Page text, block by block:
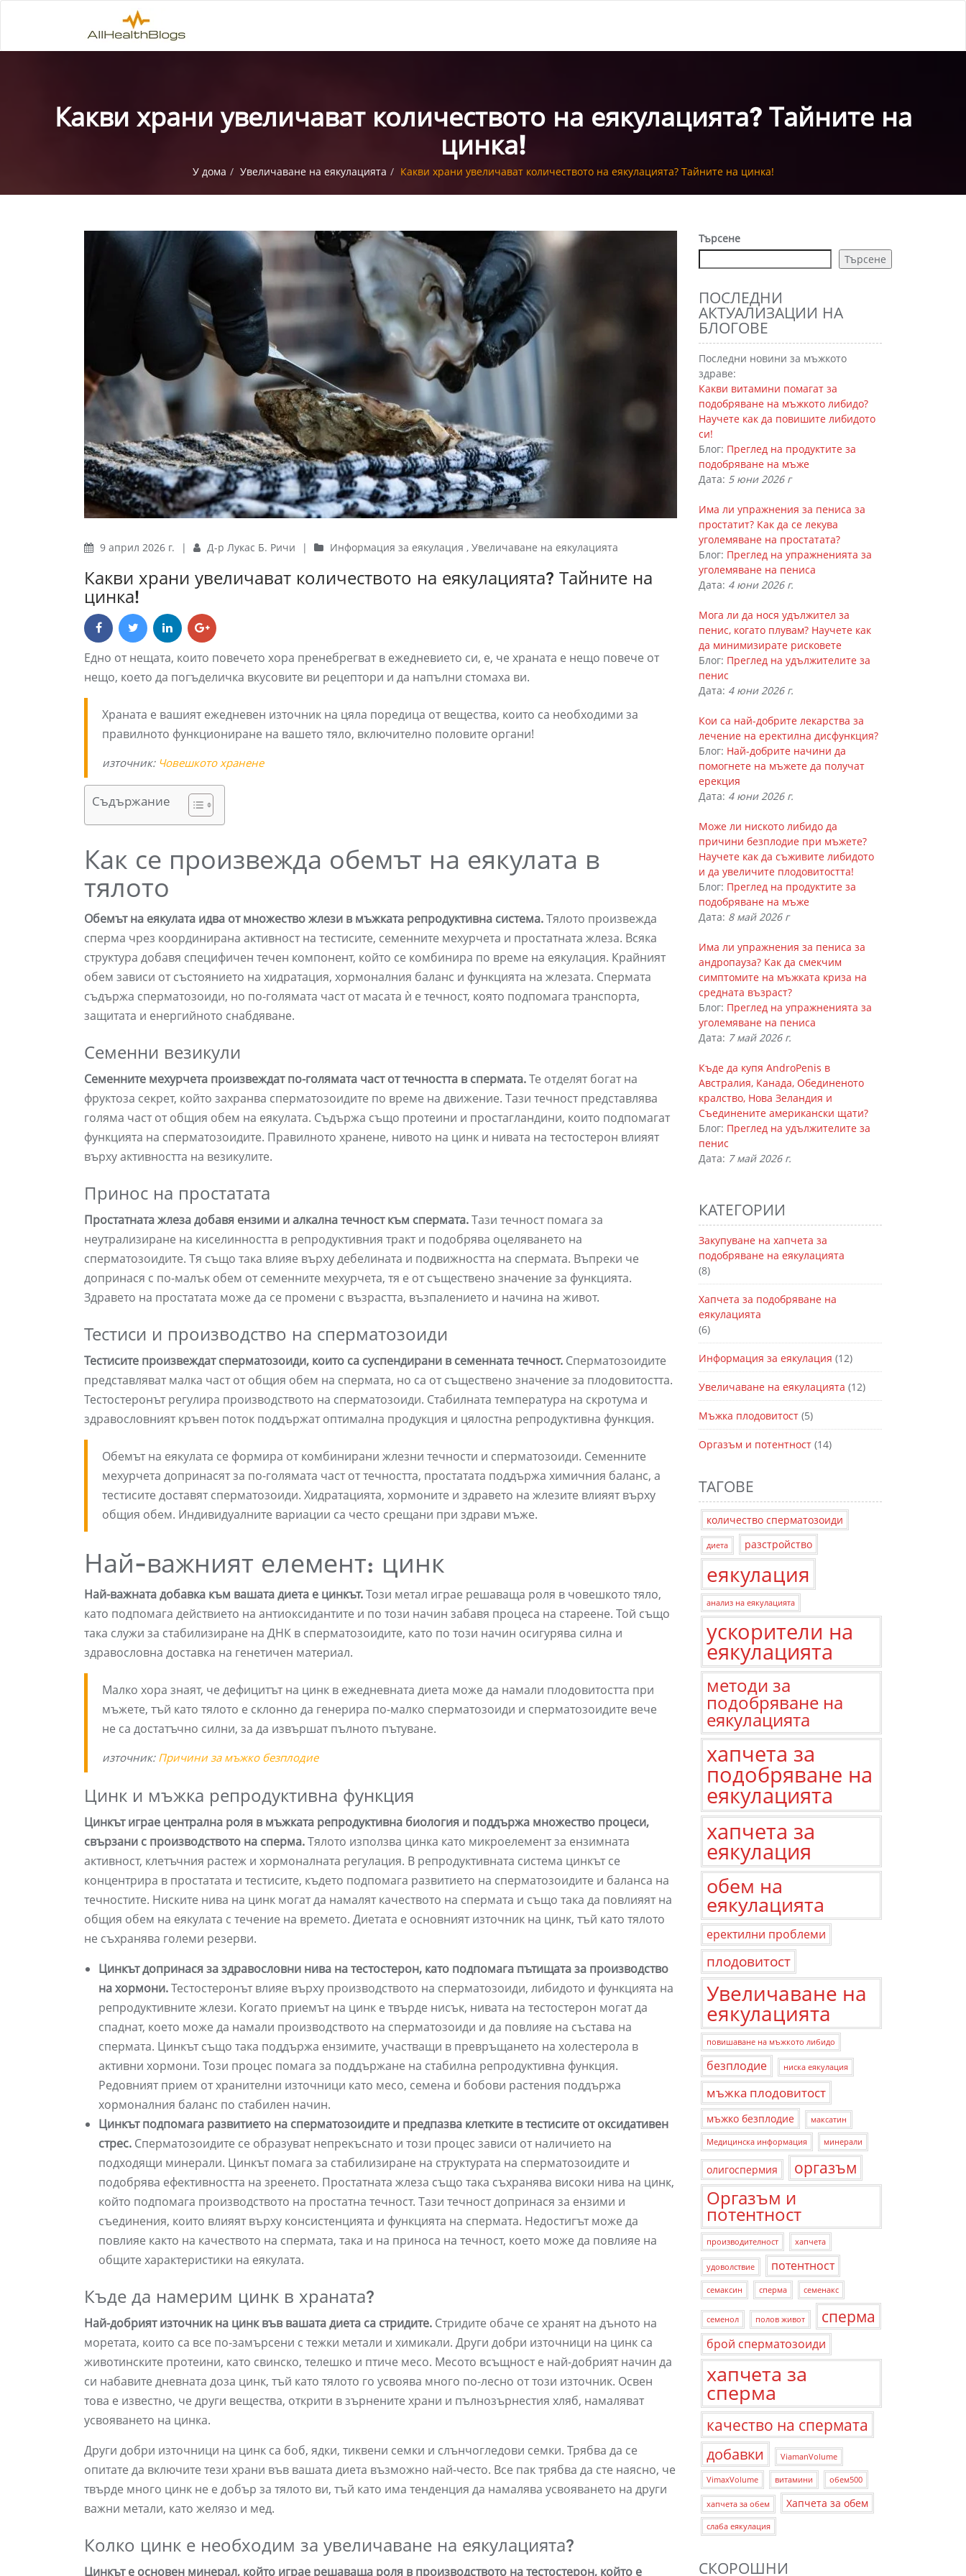
Какви храни увеличават количеството на еякулацията? Тайните на
цинка!
У дома Увеличаване на еякулацията Какви храни увеличават количеството на еякулацията? Тайните на цинка!
9 април 2026 г. | Д-р Лукас Б. Ричи | Информация за еякулация , Увеличаване на еякулацията
Какви храни увеличават количеството на еякулацията? Тайните на
цинка!
Едно от нещата, които повечето хора пренебрегват в ежедневието си, е, че храната е нещо повече от
нещо, което да погъделичка вкусовите ви рецептори и да напълни стомаха ви.
Храната е вашият ежедневен източник на цяла поредица от вещества, които са необходими за
правилното функциониране на вашето тяло, включително половите органи!
източник: Човешкото хранене
Съдържание
Как се произвежда обемът на еякулата в
тялото
Обемът на еякулата идва от множество жлези в мъжката репродуктивна система.Тялото произвежда
сперма чрез координирана активност на тестисите, семенните мехурчета и простатната жлеза. Всяка
структура добавя специфичен течен компонент, който се комбинира по време на еякулация. Крайният
обем зависи от състоянието на хидратация, хормоналния баланс и функцията на жлезата. Спермата
съдържа сперматозоиди, но по-голямата част от масата ѝ е течност, която подпомага транспорта,
защитата и енергийното снабдяване.
Семенни везикули
Семенните мехурчета произвеждат по-голямата част от течността в спермата.Те отделят богат на
фруктоза секрет, който захранва сперматозоидите по време на движение. Тази течност представлява
голяма част от общия обем на еякулата. Съдържа също протеини и простагландини, които подпомагат
функцията на сперматозоидите. Правилното хранене, нивото на цинк и нивата на тестостерон влияят
върху активността на везикулите.
Принос на простатата
Простатната жлеза добавя ензими и алкална течност към спермата.Тази течност помага за
неутрализиране на киселинността в репродуктивния тракт и подобрява оцеляването на
сперматозоидите. Тя също така влияе върху дебелината и подвижността на спермата. Въпреки че
допринася с по-малък обем от семенните мехурчета, тя е от съществено значение за функцията.
Здравето на простатата може да се промени с възрастта, възпалението и начина на живот.
Тестиси и производство на сперматозоиди
Тестисите произвеждат сперматозоиди, които са суспендирани в семенната течност. Сперматозоидите
представляват малка част от общия обем на спермата, но са от съществено значение за плодовитостта.
Тестостеронът регулира производството на сперматозоиди. Стабилната температура на скротума и
здравословният кръвен поток поддържат оптимална продукция и цялостна репродуктивна функция.
Обемът на еякулата се формира от комбинирани жлезни течности и сперматозоиди. Семенните
мехурчета допринасят за по-голямата част от течността, простатата поддържа химичния баланс, а
тестисите доставят сперматозоиди. Хидратацията, хормоните и здравето на жлезите влияят върху
общия обем. Индивидуалните вариации са често срещани при здрави мъже.
Най-важният елемент: цинк
Най-важната добавка към вашата диета е цинкът.Този метал играе решаваща роля в човешкото тяло,
като подпомага действието на антиоксидантите и по този начин забавя процеса на стареене. Той също
така служи за стабилизиране на ДНК в сперматозоидите, като по този начин осигурява силна и
здравословна доставка на генетичен материал.
Малко хора знаят, че дефицитът на цинк в ежедневната диета може да намали плодовитостта при
мъжете, тъй като тялото е склонно да генерира по-малко сперматозоиди и сперматозоидите вече
не са достатъчно силни, за да извършат пълното пътуване.
източник: Причини за мъжко безплодие
Цинк и мъжка репродуктивна функция
Цинкът играе централна роля в мъжката репродуктивна биология и поддържа множество процеси,
свързани с производството на сперма.Тялото използва цинка като микроелемент за ензимната
активност, клетъчния растеж и хормоналната регулация. В репродуктивната система цинкът се
концентрира в простатата и тестисите, където подпомага развитието на сперматозоидите и баланса на
течностите. Ниските нива на цинк могат да намалят качеството на спермата и също така да повлияят на
общия обем на еякулата с течение на времето. Диетата е основният източник на цинк, тъй като тялото
не съхранява големи резерви.
Цинкът допринася за здравословни нива на тестостерон, като подпомага пътищата за производство
на хормони.Тестостеронът влияе върху производството на сперматозоиди, либидото и функцията на
репродуктивните жлези. Когато приемът на цинк е твърде нисък, нивата на тестостерон могат да
спаднат, което може да намали производството на сперматозоиди и да повлияе на състава на
спермата. Цинкът също така поддържа ензимите, участващи в превръщането на холестерола в
активни хормони. Този процес помага за поддържане на стабилна репродуктивна функция.
Редовният прием от хранителни източници като месо, семена и бобови растения поддържа
хормоналния баланс по стабилен начин.
Цинкът подпомага развитието на сперматозоидите и предпазва клетките в тестисите от оксидативен
стрес. Сперматозоидите се образуват непрекъснато и този процес зависи от наличието на
подходящи минерали. Цинкът помага за стабилизиране на структурата на сперматозоидите и
подобрява ефективността на зреенето. Простатната жлеза също така съхранява високи нива на цинк,
който подпомага производството на простатна течност. Тази течност допринася за ензими и
съединения, които влияят върху консистенцията и функцията на спермата. Недостигът може да
повлияе както на качеството на спермата, така и на приноса на течност, което може да повлияе на
общите характеристики на еякулата.
Къде да намерим цинк в храната?
Най-добрият източник на цинк във вашата диета са стридите. Стридите обаче се хранят на дъното на
моретата, които са все по-замърсени с тежки метали и химикали. Други добри източници на цинк са
животинските протеини, като свинско, телешко и птиче месо. Месото всъщност е най-добрият начин да
си набавите дневната доза цинк, тъй като тялото го усвоява много по-лесно от този източник. Освен
това е известно, че други вещества, открити в зърнените храни и пълнозърнестия хляб, намаляват
усвояването на цинка.
Други добри източници на цинк са боб, ядки, тиквени семки и слънчогледови семки. Трябва да се
опитате да включите тези храни във вашата диета възможно най-често. Все пак трябва да сте наясно, че
твърде много цинк не е добър за тялото ви, тъй като има тенденция да намалява усвояването на други
важни метали, като желязо и мед.
Колко цинк е необходим за увеличаване на еякулацията?
Цинкът е основен минерал, който играе решаваща роля в производството на тестостерон, който е
Търсене
Търсене
ПОСЛЕДНИ
АКТУАЛИЗАЦИИ НА
БЛОГОВЕ
Последни новини за мъжкото
здраве:
Какви витамини помагат за
подобряване на мъжкото либидо?
Научете как да повишите либидото
си!
Блог: Преглед на продуктите за
подобряване на мъже
Дата: 5 юни 2026 г
Има ли упражнения за пениса за
простатит? Как да се лекува
уголемяване на простатата?
Блог: Преглед на упражненията за
уголемяване на пениса
Дата: 4 юни 2026 г.
Мога ли да нося удължител за
пенис, когато плувам? Научете как
да минимизирате рисковете
Блог: Преглед на удължителите за
пенис
Дата: 4 юни 2026 г.
Кои са най-добрите лекарства за
лечение на еректилна дисфункция?
Блог: Най-добрите начини да
помогнете на мъжете да получат
ерекция
Дата: 4 юни 2026 г.
Може ли ниското либидо да
причини безплодие при мъжете?
Научете как да съживите либидото
и да увеличите плодовитостта!
Блог: Преглед на продуктите за
подобряване на мъже
Дата: 8 май 2026 г
Има ли упражнения за пениса за
андропауза? Как да смекчим
симптомите на мъжката криза на
средната възраст?
Блог: Преглед на упражненията за
уголемяване на пениса
Дата: 7 май 2026 г.
Къде да купя AndroPenis в
Австралия, Канада, Обединеното
кралство, Нова Зеландия и
Съединените американски щати?
Блог: Преглед на удължителите за
пенис
Дата: 7 май 2026 г.
КАТЕГОРИИ
Закупуване на хапчета за
подобряване на еякулацията
(8)
Хапчета за подобряване на
еякулацията
(6)
Информация за еякулация (12)
Увеличаване на еякулацията (12)
Мъжка плодовитост (5)
Оргазъм и потентност (14)
ТАГОВЕ
количество сперматозоиди
диета разстройство
еякулация
анализ на еякулацията
ускорители на
еякулацията
методи за
подобряване на
еякулацията
хапчета за
подобряване на
еякулацията
хапчета за
еякулация
обем на
еякулацията
еректилни проблеми
плодовитост
Увеличаване на
еякулацията
повишаване на мъжкото либидо
безплодие ниска еякулация
мъжка плодовитост
мъжко безплодие максатин
Медицинска информация минерали
олигоспермия оргазъм
Оргазъм и
потентност
производителност хапчета
удоволствие потентност
семаксин сперма семенакс
семенол полов живот сперма
брой сперматозоиди
хапчета за
сперма
качество на спермата
добавки ViamanVolume
VimaxVolume витамини обем500
хапчета за обем Хапчета за обем
слаба еякулация
СКОРОШНИ